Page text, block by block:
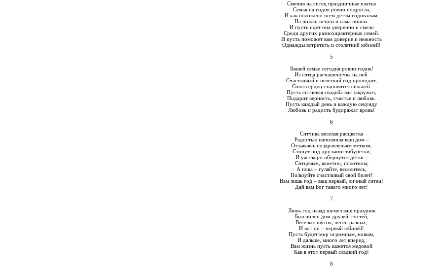
Сменив на ситец праздничные платья
Семья на годик ровно подросла,
И как положено всем детям годовалым,
На ножки встала и сама пошла.
И пусть идет она уверенно и смело
Среди других разнохарактерных семей.
И пусть поможет вам доверие и нежность
Однажды встретить и столетний юбилей!
5
Вашей семье сегодня ровно годик!
Из ситца распашоночка на ней.
Счастливый и нелегкий год проходит,
Союз сердец становится сильней.
Пусть ситцевая свадьба вас закружит,
Подарит верность, счастье и любовь.
Пусть каждый день и каждую секунду
Любовь и радость будоражат кровь!
6
Ситчика веселая расцветка
Радостью наполнила ваш дом –
Отзываясь поздравленьям метким,
Стонут под друзьями табуретки;
И уж скоро обернутся детки –
Ситцевым, конечно, полотном;
А пока – гуляйте, веселитесь,
Пользуйте счастливый свой билет!
Вам лишь год – ваш первый, личный ситец!
Дай вам Бог такого много лет!
7
Лишь год назад шумел ваш праздник
Был полон дом друзей, гостей,
Веселых шуток, песен разных,
И вот он – первый юбилей!
Пусть будет мир огромным, новым,
И дальше, много лет вперед,
Вам жизнь пусть кажется медовой
Как в этот первый сладкий год!
8